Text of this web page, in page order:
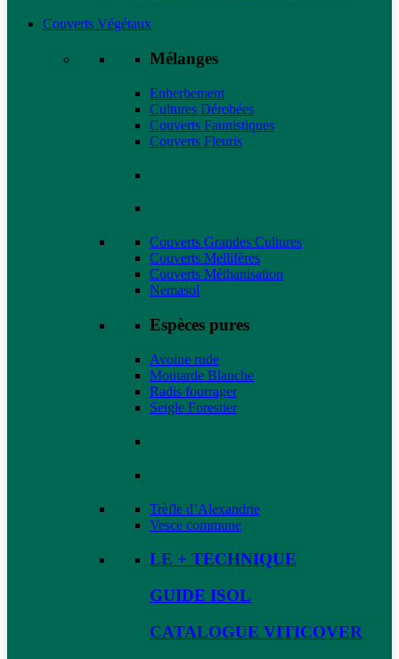
Couverts Végétaux
Mélanges
Enherbement
Cultures Dérobées
Couverts Faunistiques
Couverts Fleuris
Couverts Grandes Cultures
Couverts Mellifères
Couverts Méthanisation
Nemasol
Espèces pures
Avoine rude
Moutarde Blanche
Radis fourrager
Seigle Forestier
Trèfle d’Alexandrie
Vesce commune
LE + TECHNIQUE
GUIDE ISOL
CATALOGUE VITICOVER